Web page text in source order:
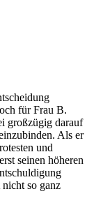
für Frau B.
großzügig darauf
Als er
und
seinen höheren
so ganz